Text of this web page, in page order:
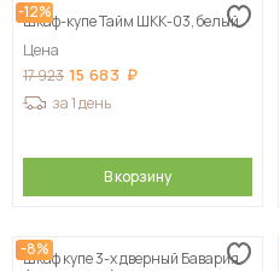
-12%
Шкаф-купе Тайм ШКК-03, белый
Цена
17 923 15 683
за 1 день
В корзину
-8%
Шкаф купе 3-х дверный Бавария